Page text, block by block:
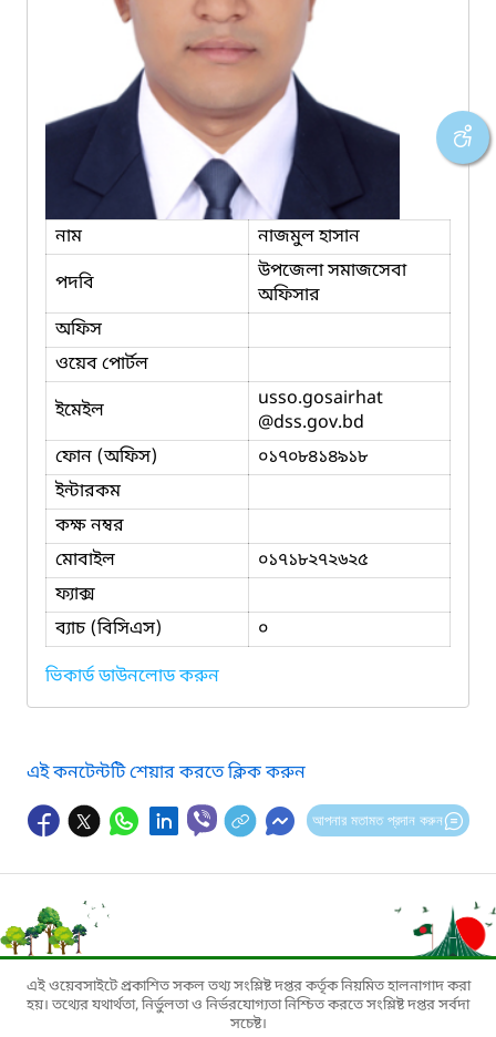
নাম
নাজমুল হাসান
পদবি
উপজেলা সমাজসেবা
অফিসার
অফিস
ওয়েব পোর্টল
ইমেইল
usso.gosairhat
@dss.gov.bd
ফোন (অফিস)
০১৭০৮৪১৪৯১৮
ইন্টারকম
কক্ষ নম্বর
মোবাইল
০১৭১৮২৭২৬২৫
ফ্যাক্স
ব্যাচ (বিসিএস)
০
ভিকার্ড ডাউনলোড করুন
এই কনটেন্টটি শেয়ার করতে ক্লিক করুন
আপনার মতামত প্রদান করুন
এই ওয়েবসাইটে প্রকাশিত সকল তথ্য সংশ্লিষ্ট দপ্তর কর্তৃক নিয়মিত হালনাগাদ করা
হয়। তথ্যের যথার্থতা, নির্ভুলতা ও নির্ভরযোগ্যতা নিশ্চিত করতে সংশ্লিষ্ট দপ্তর সর্বদা
সচেষ্ট।